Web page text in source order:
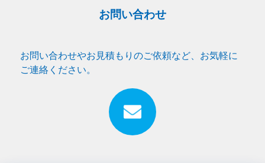
お問い合わせ
お問い合わせやお見積もりのご依頼など、お気軽に
ご連絡ください。